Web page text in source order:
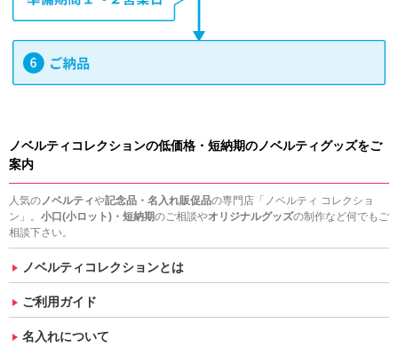
ノベルティコレクションの低価格・短納期のノベルティグッズをご
案内
人気のノベルティや記念品・名入れ販促品の専門店「ノベルティ コレクショ
ン」。 小口(小ロット)・短納期のご相談やオリジナルグッズの制作など何でもご
相談下さい。
ノベルティコレクションとは
ご利用ガイド
名入れについて